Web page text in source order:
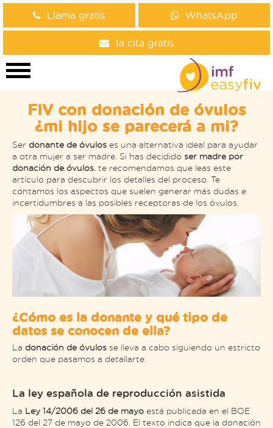
Llama gratis WhatsApp
1a cita gratis
FIV con donación de óvulos
¿mi hijo se parecerá a mi?
Ser donante de óvulos es una alternativa ideal para ayudar
a otra mujer a ser madre. Si has decidido ser madre por
donación de óvulos, te recomendamos que leas este
artículo para descubrir los detalles del proceso. Te
contamos los aspectos que suelen generar más dudas e
incertidumbres a las posibles receptoras de los óvulos.
¿Cómo es la donante y qué tipo de
datos se conocen de ella?
La donación de óvulos se lleva a cabo siguiendo un estricto
orden que pasamos a detallarte.
La ley española de reproducción asistida
La Ley 14/2006 del 26 de mayo está publicada en el BOE
126 del 27 de mayo de 2006. El texto indica que la donación